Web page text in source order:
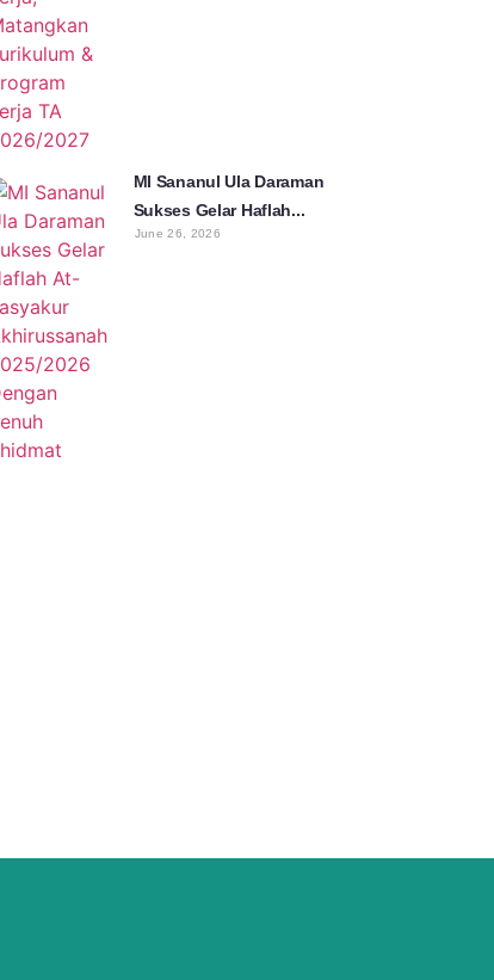
MI Sananul Ula Daraman
Sukses Gelar Haflah...
June 26, 2026